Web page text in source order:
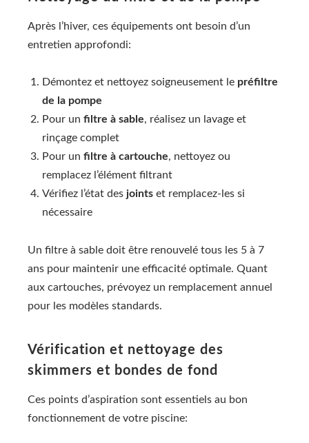
Après l’hiver, ces équipements ont besoin d’un
entretien approfondi:
Démontez et nettoyez soigneusement le préfiltre
de la pompe
Pour un filtre à sable, réalisez un lavage et
rinçage complet
Pour un filtre à cartouche, nettoyez ou
remplacez l’élément filtrant
Vérifiez l’état des joints et remplacez-les si
nécessaire
Un filtre à sable doit être renouvelé tous les 5 à 7
ans pour maintenir une efficacité optimale. Quant
aux cartouches, prévoyez un remplacement annuel
pour les modèles standards.
Vérification et nettoyage des
skimmers et bondes de fond
Ces points d’aspiration sont essentiels au bon
fonctionnement de votre piscine: